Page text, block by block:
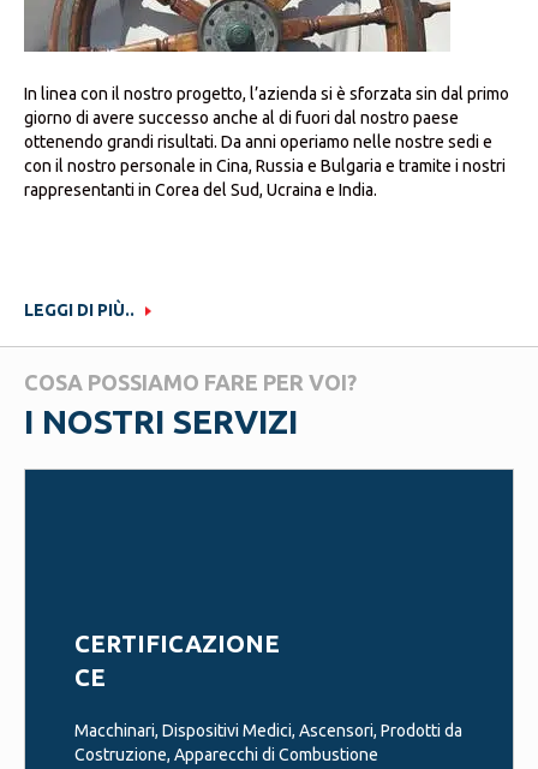
In linea con il nostro progetto, l’azienda si è sforzata sin dal primo
giorno di avere successo anche al di fuori dal nostro paese
ottenendo grandi risultati. Da anni operiamo nelle nostre sedi e
con il nostro personale in Cina, Russia e Bulgaria e tramite i nostri
rappresentanti in Corea del Sud, Ucraina e India.
LEGGI DI PIÙ..
COSA POSSIAMO FARE PER VOI?
I NOSTRI SERVIZI
CERTIFICAZIONE
CE
Macchinari, Dispositivi Medici, Ascensori, Prodotti da
Costruzione, Apparecchi di Combustione